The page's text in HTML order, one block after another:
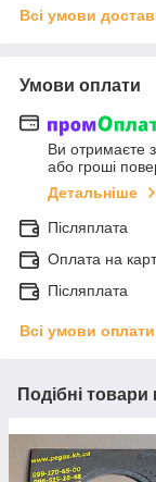
Всі умови
Умови оплати
Ви отримаєте
або гроші
Детальніше
Післяплата
Оплата на
Післяплата
Всі умови оплати
Подібні товари